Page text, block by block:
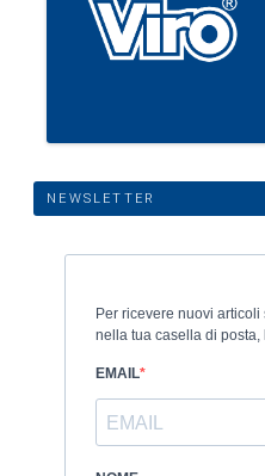
NEWSLETTER